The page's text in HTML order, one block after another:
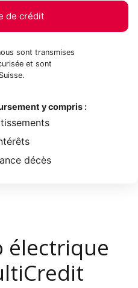
sont transmises
et sont
y compris :
décès
électrique